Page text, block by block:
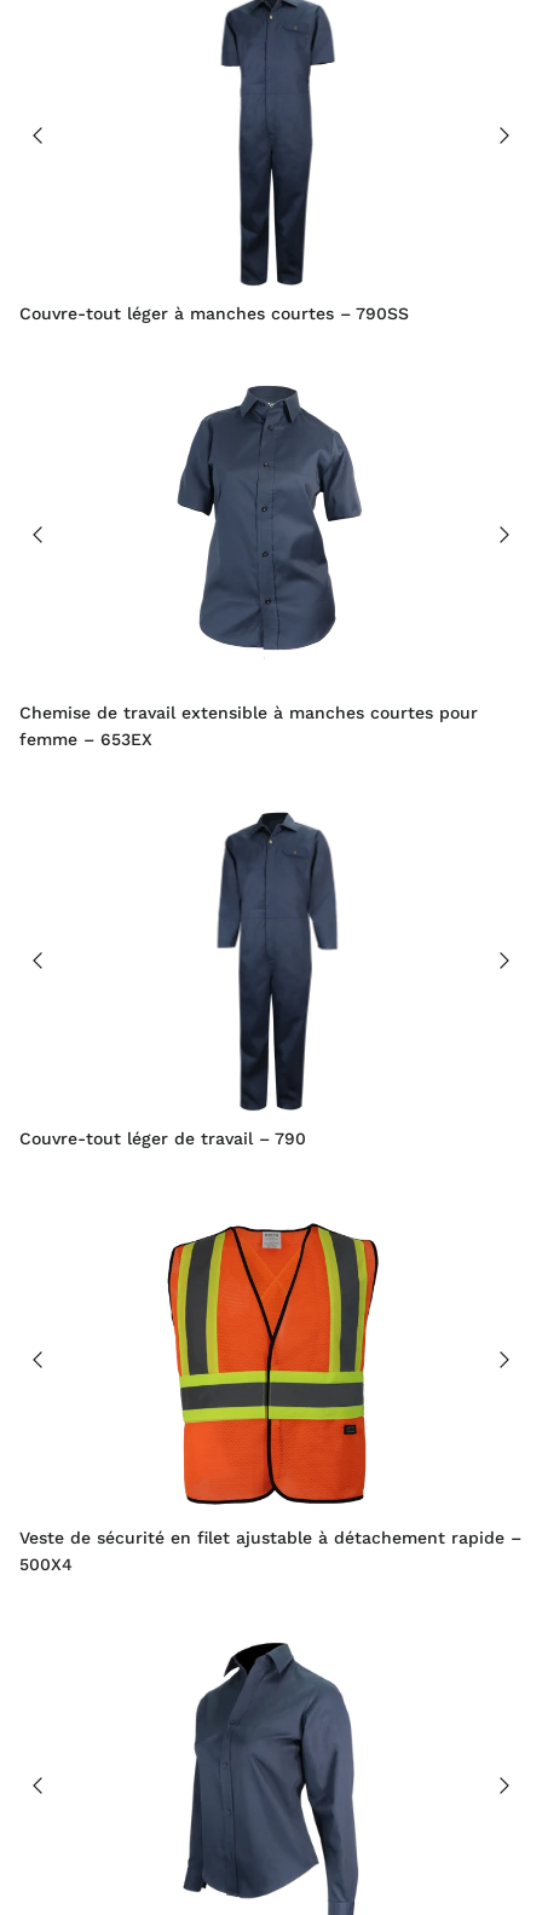
Couvre-tout léger à manches courtes – 790SS
Chemise de travail extensible à manches courtes pour
femme – 653EX
Couvre-tout léger de travail – 790
Veste de sécurité en filet ajustable à détachement rapide –
500X4